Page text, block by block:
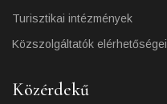
Turisztikai intézmények
Közszolgáltatók elérhetőségei
Közérdekű